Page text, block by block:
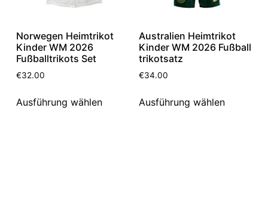
Norwegen Heimtrikot
Kinder WM 2026
Fußballtrikots Set
€32.00
Ausführung wählen
Australien Heimtrikot
Kinder WM 2026 Fußball
trikotsatz
€34.00
Ausführung wählen